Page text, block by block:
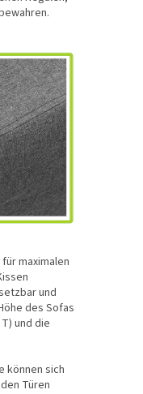
maximalen
und
des Sofas
und die
können sich
Türen